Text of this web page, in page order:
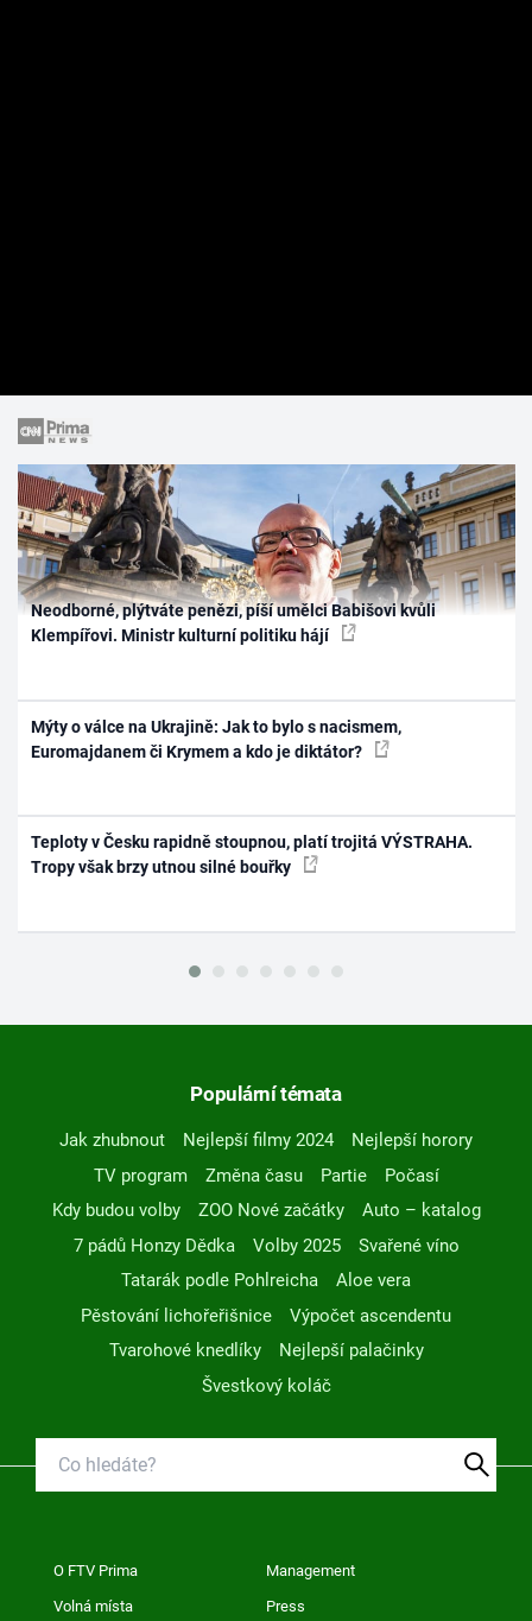
Neodborné, plýtváte penězi, píší umělci Babišovi kvůli
Klempířovi. Ministr kulturní politiku hájí
Mýty o válce na Ukrajině: Jak to bylo s nacismem,
Euromajdanem či Krymem a kdo je diktátor?
Teploty v Česku rapidně stoupnou, platí trojitá VÝSTRAHA.
Tropy však brzy utnou silné bouřky
Populární témata
Jak zhubnout Nejlepší filmy 2024
Nejlepší horory
TV program
Změna času Partie
Počasí
Kdy budou volby
ZOO Nové začátky
Auto – katalog
7 pádů Honzy Dědka
Volby 2025
Svařené víno
Tatarák podle Pohlreicha
Aloe vera
Pěstování lichořeřišnice
Výpočet ascendentu
Tvarohové knedlíky
Nejlepší palačinky
Švestkový koláč
O FTV Prima Management
Volná místa Press